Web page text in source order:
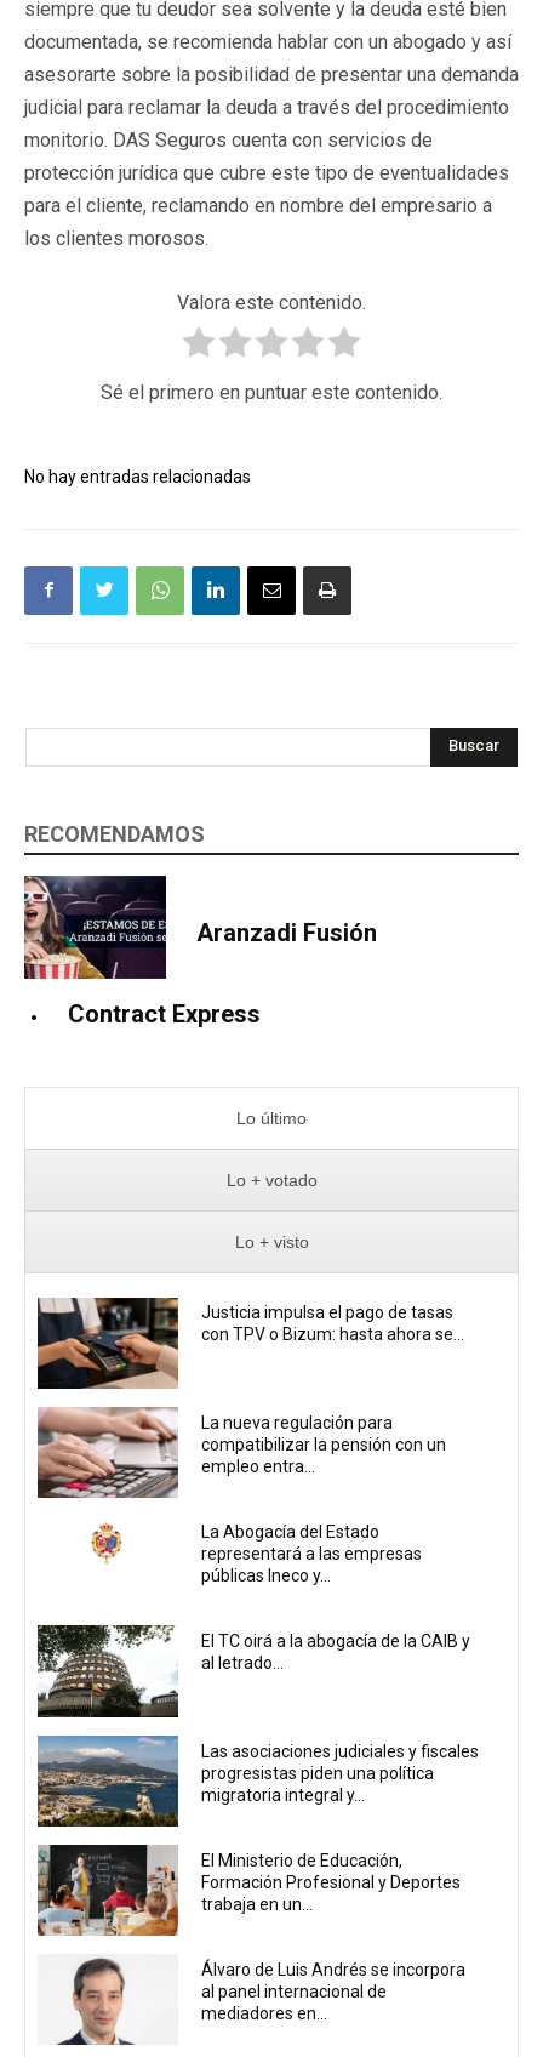
siempre que tu deudor sea solvente y la deuda esté bien
documentada, se recomienda hablar con un abogado y así
asesorarte sobre la posibilidad de presentar una demanda
judicial para reclamar la deuda a través del procedimiento
monitorio. DAS Seguros cuenta con servicios de
protección jurídica que cubre este tipo de eventualidades
para el cliente, reclamando en nombre del empresario a
los clientes morosos.
Valora este contenido.
Sé el primero en puntuar este contenido.
No hay entradas relacionadas
Buscar
RECOMENDAMOS
Aranzadi Fusión
Contract Express
Lo último
Lo + votado
Lo + visto
Justicia impulsa el pago de tasas
con TPV o Bizum: hasta ahora se...
La nueva regulación para
compatibilizar la pensión con un
empleo entra...
La Abogacía del Estado
representará a las empresas
públicas Ineco y...
El TC oirá a la abogacía de la CAIB y
al letrado...
Las asociaciones judiciales y fiscales
progresistas piden una política
migratoria integral y...
El Ministerio de Educación,
Formación Profesional y Deportes
trabaja en un...
Álvaro de Luis Andrés se incorpora
al panel internacional de
mediadores en...